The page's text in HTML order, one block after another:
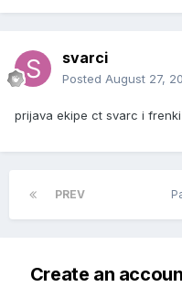
svarci
Posted August 27,
prijava ekipe ct svarc i frenki
PREV
Create an